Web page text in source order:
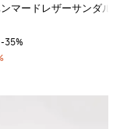
のサンダル
マードレザーサンダル
-35%